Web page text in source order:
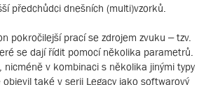
předchůdci dnešních (multi)vzorků.
pokročilejší prací se zdrojem zvuku – tzv.
se dají řídit pomocí několika parametrů.
nicméně v kombinaci s několika jinými typy
také v serii Legacy jako softwarový